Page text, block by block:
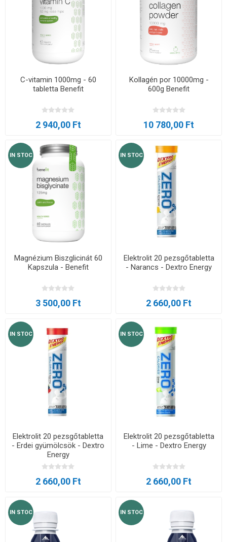
C-vitamin 1000mg - 60
tabletta Benefit
2 940,00 Ft
Kollagén por 10000mg -
600g Benefit
10 780,00 Ft
IN STOC
Magnézium Biszglicinát 60
Kapszula - Benefit
3 500,00 Ft
IN STOC
Elektrolit 20 pezsgőtabletta
- Narancs - Dextro Energy
2 660,00 Ft
IN STOC
Elektrolit 20 pezsgőtabletta
- Erdei gyümölcsök - Dextro
Energy
2 660,00 Ft
IN STOC
Elektrolit 20 pezsgőtabletta
- Lime - Dextro Energy
2 660,00 Ft
IN STOC IN STOC